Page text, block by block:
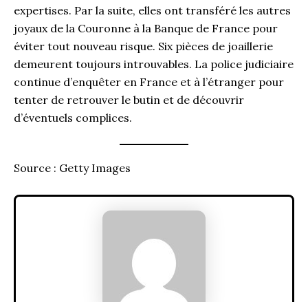
expertises. Par la suite, elles ont transféré les autres
joyaux de la Couronne à la Banque de France pour
éviter tout nouveau risque. Six pièces de joaillerie
demeurent toujours introuvables. La police judiciaire
continue d’enquêter en France et à l’étranger pour
tenter de retrouver le butin et de découvrir
d’éventuels complices.
Source : Getty Images